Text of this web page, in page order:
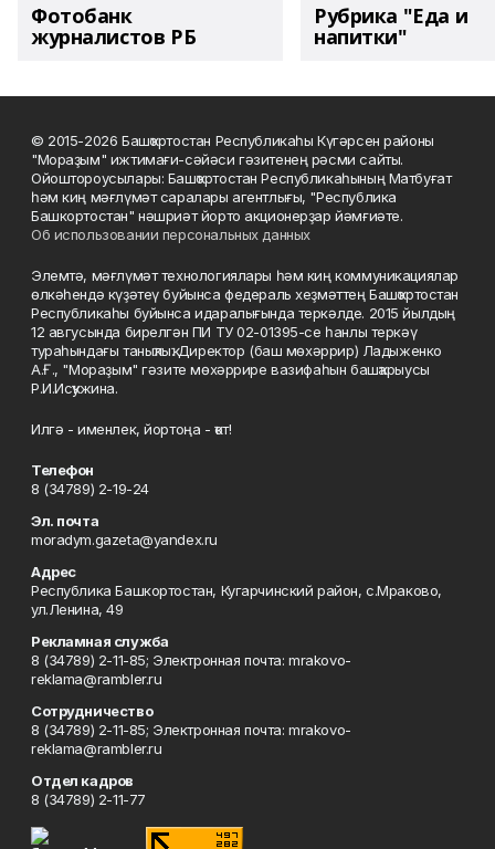
Фотобанк
журналистов РБ
Рубрика "Еда и
напитки"
© 2015-2026 Башҡортостан Республикаһы Күгәрсен районы
"Мораҙым" ижтимағи-сәйәси гәзитенең рәсми сайты.
Ойоштороусылары: Башҡортостан Республикаһының Матбуғат
һәм киң мәғлүмәт саралары агентлығы, "Республика
Башкортостан" нәшриәт йорто акционерҙар йәмғиәте.
Об использовании персональных данных
Элемтә, мәғлүмәт технологиялары һәм киң коммуникациялар
өлкәһендә күҙәтеү буйынса федераль хеҙмәттең Башҡортостан
Республикаһы буйынса идаралығында теркәлде. 2015 йылдың
12 авгусында бирелгән ПИ ТУ 02-01395-се һанлы теркәү
тураһындағы таныҡлыҡ. Директор (баш мөхәррир) Ладыженко
А.Ғ., "Мораҙым" гәзите мөхәррире вазифаһын башҡарыусы
Р.И.Исҡужина.
Илгә - именлек, йортоңа - ҡот!
Телефон
8 (34789) 2-19-24
Эл. почта
moradym.gazeta@yandex.ru
Адрес
Республика Башкортостан, Кугарчинский район, с.Мраково,
ул.Ленина, 49
Рекламная служба
8 (34789) 2-11-85; Электронная почта: mrakovo-
reklama@rambler.ru
Сотрудничество
8 (34789) 2-11-85; Электронная почта: mrakovo-
reklama@rambler.ru
Отдел кадров
8 (34789) 2-11-77